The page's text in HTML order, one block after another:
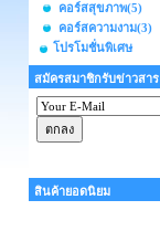
คอร์สสุขภาพ(5)
คอร์สความงาม(3)
โปรโมชั่นพิเศษ
สมัครสมาชิกรับข่าวสาร
สินค้ายอดนิยม